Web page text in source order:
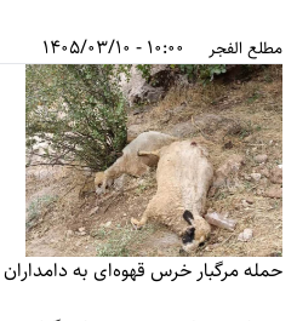
مطلع الفجر 10:00 - 1405/03/10
حمله مرگبار خرس قهوه‌ای به